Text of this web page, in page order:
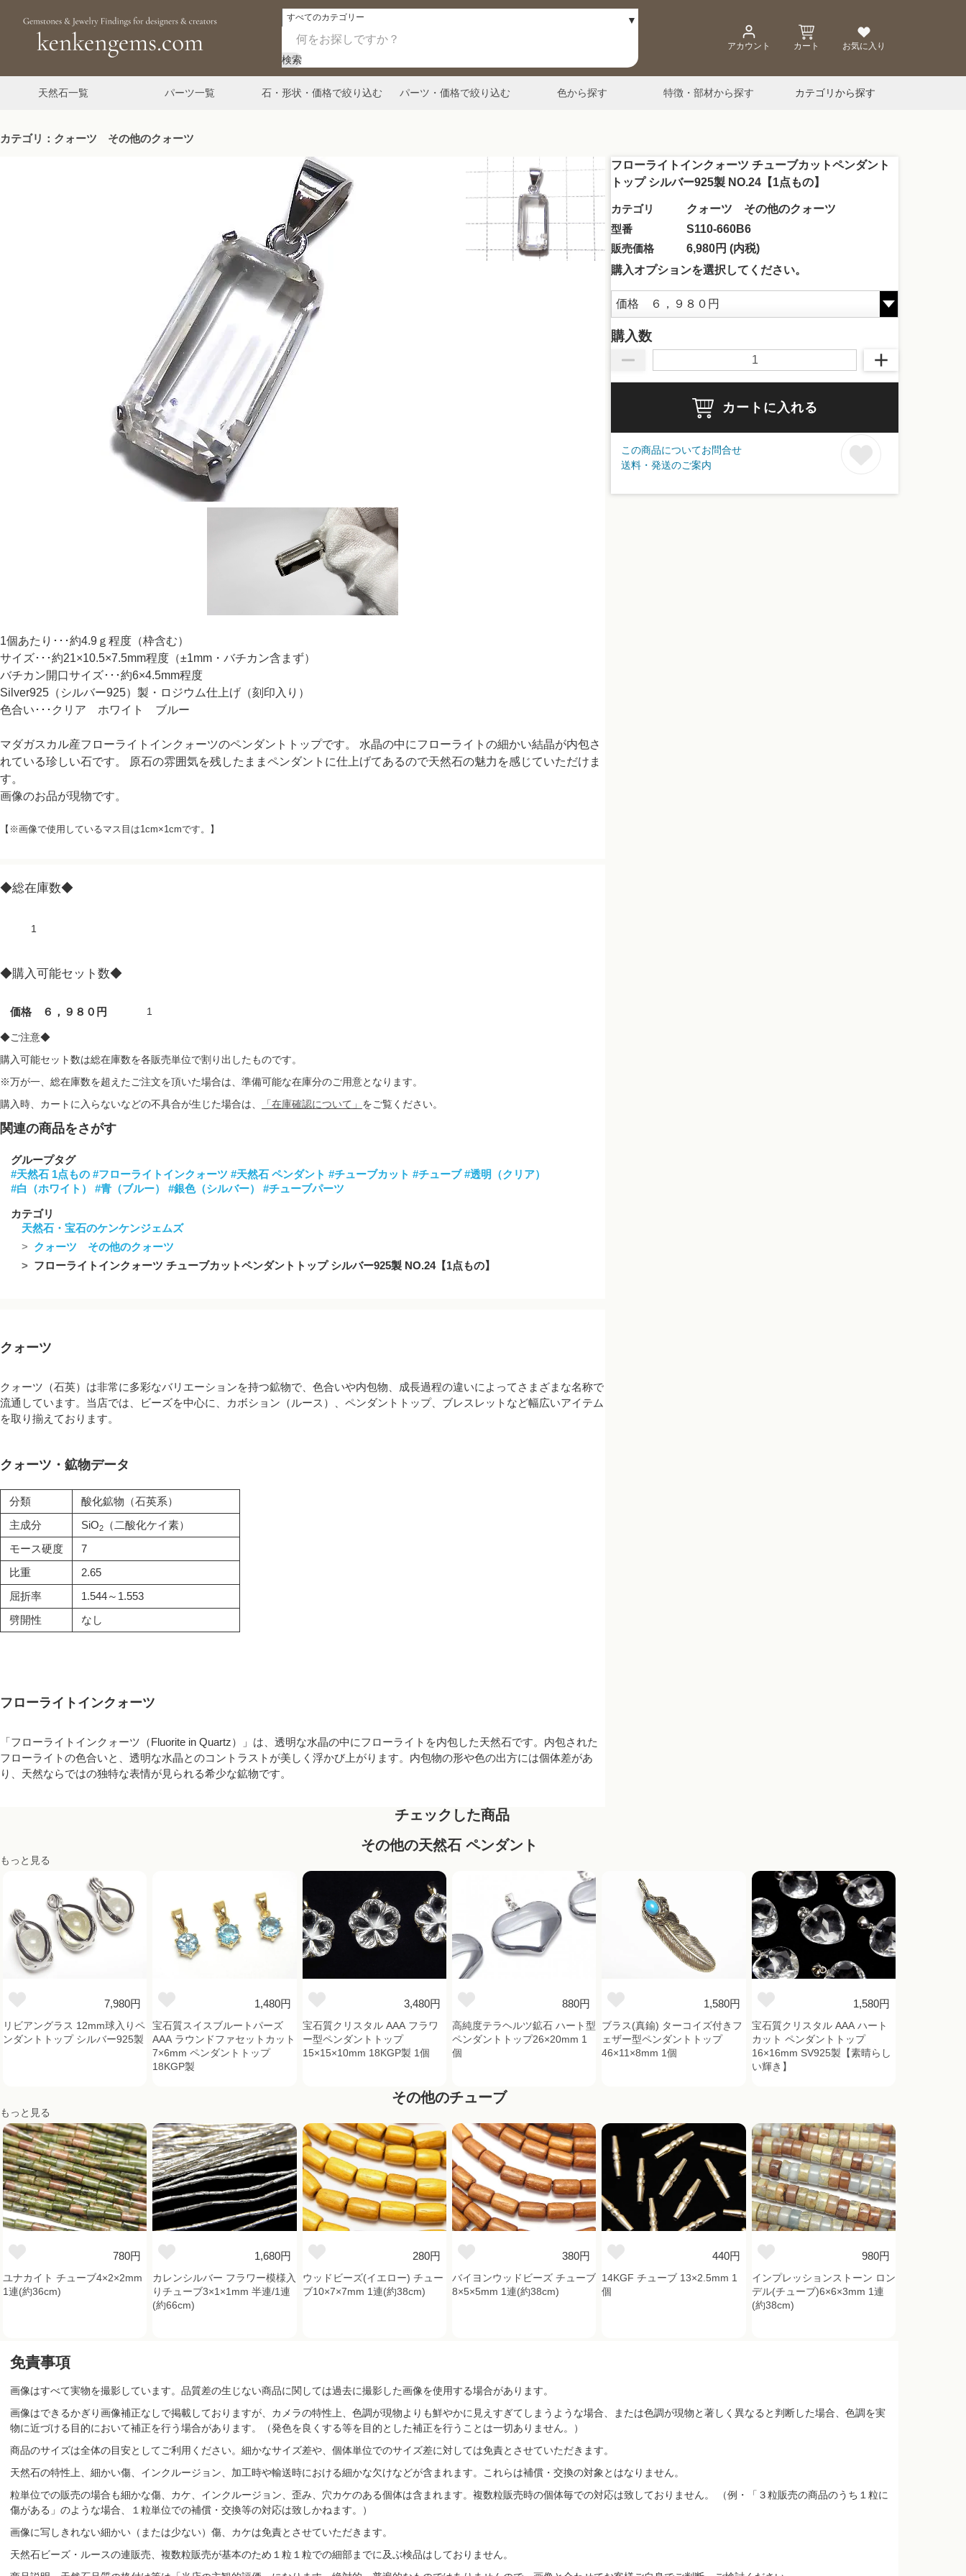
検索
アカウント カート お気に入り
天然石一覧 パーツ一覧 石・形状・価格で絞り込む パーツ・価格で絞り込む 色から探す 特徴・部材から探す カテゴリから探す
カテゴリ：クォーツ その他のクォーツ
フローライトインクォーツ チューブカットペンダント
トップ シルバー925製 NO.24【1点もの】
カテゴリ
クォーツ その他のクォーツ
型番
S110-660B6
販売価格
6,980円 (内税)
購入オプションを選択してください。
購入数
カートに入れる
この商品についてお問合せ
送料・発送のご案内
1個あたり･･･約4.9ｇ程度（枠含む）
サイズ･･･約21×10.5×7.5mm程度（±1mm・バチカン含まず）
バチカン開口サイズ･･･約6×4.5mm程度
Silver925（シルバー925）製・ロジウム仕上げ（刻印入り）
色合い･･･クリア ホワイト ブルー
マダガスカル産フローライトインクォーツのペンダントトップです。 水晶の中にフローライトの細かい結晶が内包さ
れている珍しい石です。 原石の雰囲気を残したままペンダントに仕上げてあるので天然石の魅力を感じていただけま
す。
画像のお品が現物です。
【※画像で使用しているマス目は1cm×1cmです。】
◆総在庫数◆
1
◆購入可能セット数◆
価格 ６，９８０円 1
◆ご注意◆
購入可能セット数は総在庫数を各販売単位で割り出したものです。
※万が一、総在庫数を超えたご注文を頂いた場合は、準備可能な在庫分のご用意となります。
購入時、カートに入らないなどの不具合が生じた場合は、
「在庫確認について」 をご覧ください。
関連の商品をさがす
グループタグ
#天然石 1点もの #フローライトインクォーツ #天然石 ペンダント #チューブカット #チューブ #透明（クリア）
#白（ホワイト）
#青（ブルー） #銀色（シルバー） #チューブパーツ
カテゴリ
天然石・宝石のケンケンジェムズ
クォーツ その他のクォーツ
フローライトインクォーツ チューブカットペンダントトップ シルバー925製 NO.24【1点もの】
クォーツ
クォーツ（石英）は非常に多彩なバリエーションを持つ鉱物で、色合いや内包物、成長過程の違いによってさまざまな名称で
流通しています。当店では、ビーズを中心に、カボション（ルース）、ペンダントトップ、ブレスレットなど幅広いアイテム
を取り揃えております。
クォーツ・鉱物データ
分類
酸化鉱物（石英系）
主成分
SiO2
（二酸化ケイ素）
モース硬度
7
比重
2.65
屈折率
1.544～1.553
劈開性
なし
フローライトインクォーツ
「フローライトインクォーツ（Fluorite in Quartz）」は、透明な水晶の中にフローライトを内包した天然石です。内包された
フローライトの色合いと、透明な水晶とのコントラストが美しく浮かび上がります。内包物の形や色の出方には個体差があ
り、天然ならではの独特な表情が見られる希少な鉱物です。
チェックした商品
その他の天然石 ペンダント
もっと見る
7,980円
リビアングラス 12mm球入りペ
ンダントトップ シルバー925製
1,480円
宝石質スイスブルートパーズ
AAA ラウンドファセットカット
7×6mm ペンダントトップ
18KGP製
3,480円
宝石質クリスタル AAA フラワ
ー型ペンダントトップ
15×15×10mm 18KGP製 1個
880円
高純度テラヘルツ鉱石 ハート型
ペンダントトップ26×20mm 1
個
1,580円
ブラス(真鍮) ターコイズ付きフ
ェザー型ペンダントトップ
46×11×8mm 1個
1,580円
宝石質クリスタル AAA ハート
カット ペンダントトップ
16×16mm SV925製【素晴らし
い輝き】
その他のチューブ
もっと見る
780円
ユナカイト チューブ4×2×2mm
1連(約36cm)
1,680円
カレンシルバー フラワー模様入
りチューブ3×1×1mm 半連/1連
(約66cm)
280円
ウッドビーズ(イエロー) チュー
ブ10×7×7mm 1連(約38cm)
380円
バイヨンウッドビーズ チューブ
8×5×5mm 1連(約38cm)
440円
14KGF チューブ 13×2.5mm 1
個
980円
インプレッションストーン ロン
デル(チューブ)6×6×3mm 1連
(約38cm)
免責事項
画像はすべて実物を撮影しています。品質差の生じない商品に関しては過去に撮影した画像を使用する場合があります。
画像はできるかぎり画像補正なしで掲載しておりますが、カメラの特性上、色調が現物よりも鮮やかに見えすぎてしまうような場合、または色調が現物と著しく異なると判断した場合、色調を実
物に近づける目的において補正を行う場合があります。（発色を良くする等を目的とした補正を行うことは一切ありません。）
商品のサイズは全体の目安としてご利用ください。細かなサイズ差や、個体単位でのサイズ差に対しては免責とさせていただきます。
天然石の特性上、細かい傷、インクルージョン、加工時や輸送時における細かな欠けなどが含まれます。これらは補償・交換の対象とはなりません。
粒単位での販売の場合も細かな傷、カケ、インクルージョン、歪み、穴カケのある個体は含まれます。複数粒販売時の個体毎での対応は致しておりません。 （例・「３粒販売の商品のうち１粒に
傷がある」のような場合、１粒単位での補償・交換等の対応は致しかねます。）
画像に写しきれない細かい（または少ない）傷、カケは免責とさせていただきます。
天然石ビーズ・ルースの連販売、複数粒販売が基本のため１粒１粒での細部までに及ぶ検品はしておりません。